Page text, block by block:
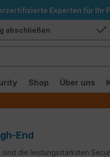
Experten für Ihr
abschließen
Shop Über uns
End
die leistungsstärksten